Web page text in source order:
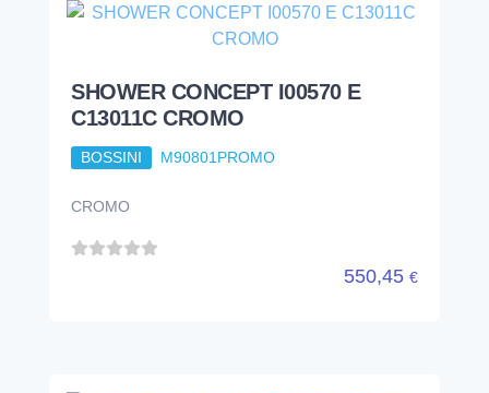
SHOWER CONCEPT I00570 E
C13011C CROMO
BOSSINI M90801PROMO
CROMO
550,45 €